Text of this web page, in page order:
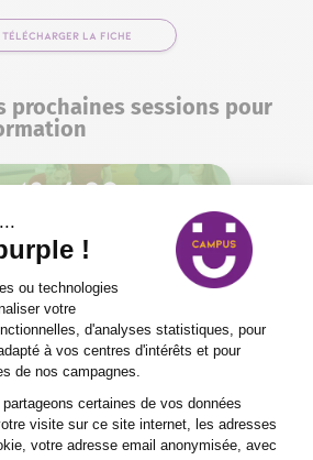
TÉLÉCHARGER LA FICHE
prochaines sessions pour
18 / 09
26
(Présentiel)
12 / 10